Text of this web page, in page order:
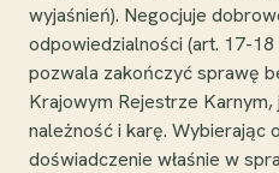
wyjaśnień). Negocjuje
odpowiedzialności (art. 17-
pozwala zakończyć sprawę
Krajowym Rejestrze Karnym,
należność i karę. Wybierając
doświadczenie właśnie w